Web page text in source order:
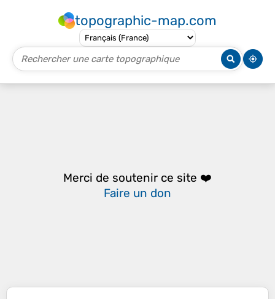
topographic-map.com
Merci de soutenir ce site ❤️
Faire un don